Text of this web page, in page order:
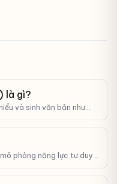
là gì?
và sinh văn bản như
phỏng năng lực tư duy,